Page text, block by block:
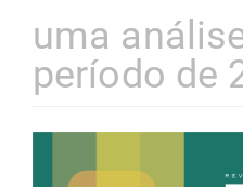
uma
período de
Barra